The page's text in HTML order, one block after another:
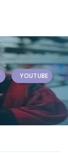
YOUTUBE